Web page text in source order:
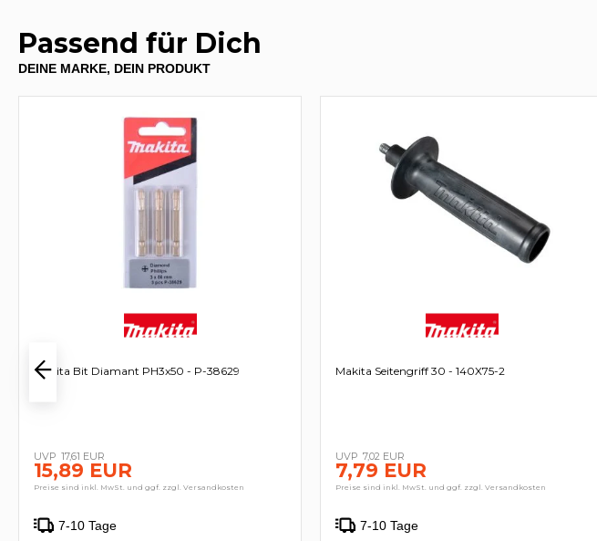
Passend für Dich
DEINE MARKE, DEIN PRODUKT
Makita Bit Diamant PH3x50 - P-38629
17,61 EUR
15,89 EUR
Preise sind inkl. MwSt. und ggf. zzgl. Versandkosten
7-10 Tage
Makita Seitengriff 30 - 140X75-2
7,02 EUR
7,79 EUR
Preise sind inkl. MwSt. und ggf. zzgl. Versandkosten
7-10 Tage